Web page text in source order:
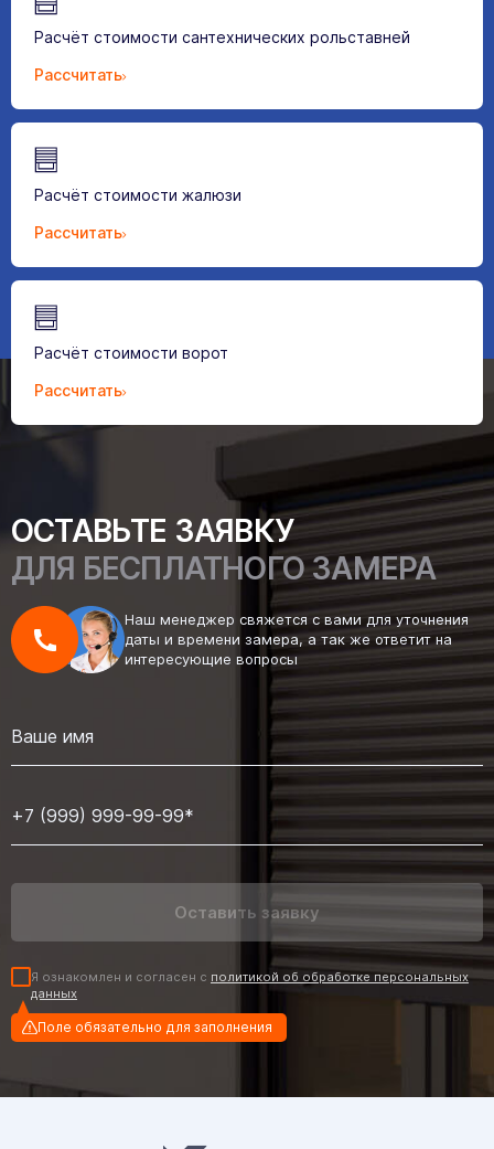
Расчёт стоимости сантехнических рольставней
Рассчитать
Расчёт стоимости жалюзи
Рассчитать
Расчёт стоимости ворот
Рассчитать
ОСТАВЬТЕ ЗАЯВКУ
ДЛЯ БЕСПЛАТНОГО ЗАМЕРА
Наш менеджер свяжется с вами для уточнения
даты и времени замера, а так же ответит на
интересующие вопросы
Я ознакомлен и согласен с политикой об обработке персональных
данных
Поле обязательно для заполнения